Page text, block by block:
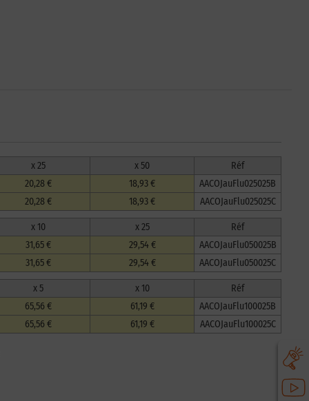
x 25 x 50
Réf
20,28 € 18,93 €
AACOJauFlu025025B
20,28 € 18,93 € AACOJauFlu025025C
x 10 x 25
Réf
31,65 € 29,54 €
AACOJauFlu050025B
31,65 € 29,54 € AACOJauFlu050025C
x 5 x 10
Réf
65,56 € 61,19 €
AACOJauFlu100025B
65,56 € 61,19 € AACOJauFlu100025C